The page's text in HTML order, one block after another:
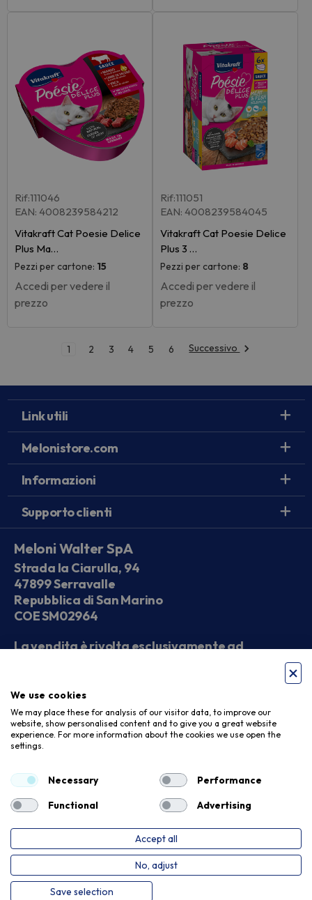
Rif:111046
EAN: 4008239584212
Vitakraft Cat Poesie Delice
Plus Ma…
Pezzi per cartone: 15
Accedi per vedere il
prezzo
Rif:111051
EAN: 4008239584045
Vitakraft Cat Poesie Delice
Plus 3 …
Pezzi per cartone: 8
Accedi per vedere il
prezzo
1 2 3 4 5 6 Successivo
Link utili
Melonistore.com
Informazioni
Supporto clienti
Meloni Walter SpA
Strada la Ciarulla, 94
47899 Serravalle
Repubblica di San Marino
COE SM02964
La vendita è rivolta esclusivamente ad
Accettiamo
Seguici sui social
Copyright © 2026. Meloni Store. Tutti i diritti riservati
Privacy Policy Cookie Policy
We use cookies
We may place these for analysis of our visitor data, to improve our
website, show personalised content and to give you a great website
experience. For more information about the cookies we use open the
settings.
Necessary
Performance
Functional
Advertising
Accept all
No, adjust
Save selection